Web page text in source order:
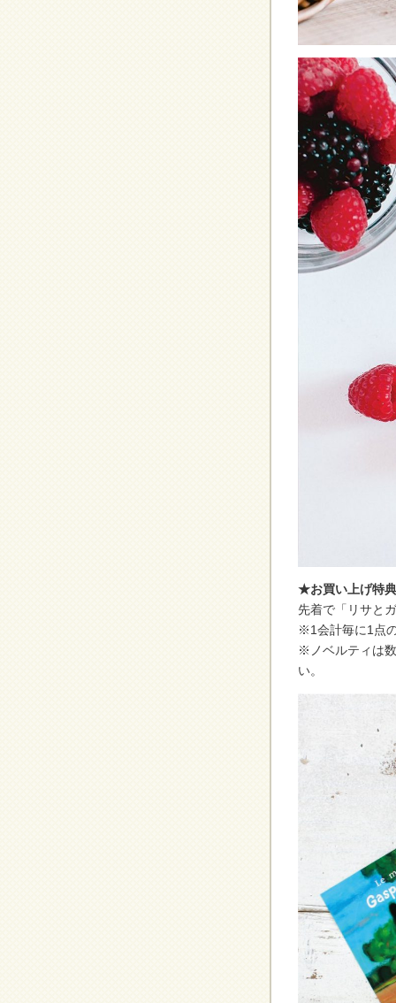
★お買い上げ特
先着で「リサと
※1会計毎に1点
※ノベルティは
い。